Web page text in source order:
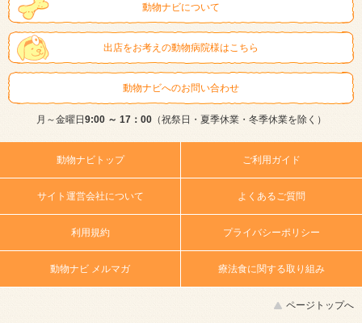
動物ナビについて
出店をお考えの動物病院様はこちら
動物ナビへのお問い合わせ
月～金曜日9:00 ～ 17：00（祝祭日・夏季休業・冬季休業を除く）
動物ナビトップ ご利用ガイド
サイト運営会社について よくあるご質問
利用規約 プライバシーポリシー
動物ナビ メルマガ 療法食に関する取り組み
ページトップへ